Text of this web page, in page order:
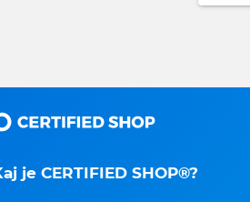
je CERTIFIED SHOP®?